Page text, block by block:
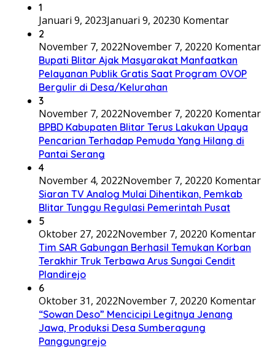
1
Januari 9, 2023Januari 9, 20230 Komentar
2
November 7, 2022November 7, 20220 Komentar
Bupati Blitar Ajak Masyarakat Manfaatkan
Pelayanan Publik Gratis Saat Program OVOP
Bergulir di Desa/Kelurahan
3
November 7, 2022November 7, 20220 Komentar
BPBD Kabupaten Blitar Terus Lakukan Upaya
Pencarian Terhadap Pemuda Yang Hilang di
Pantai Serang
4
November 4, 2022November 7, 20220 Komentar
Siaran TV Analog Mulai Dihentikan, Pemkab
Blitar Tunggu Regulasi Pemerintah Pusat
5
Oktober 27, 2022November 7, 20220 Komentar
Tim SAR Gabungan Berhasil Temukan Korban
Terakhir Truk Terbawa Arus Sungai Cendit
Plandirejo
6
Oktober 31, 2022November 7, 20220 Komentar
“Sowan Deso” Mencicipi Legitnya Jenang
Jawa, Produksi Desa Sumberagung
Panggungrejo